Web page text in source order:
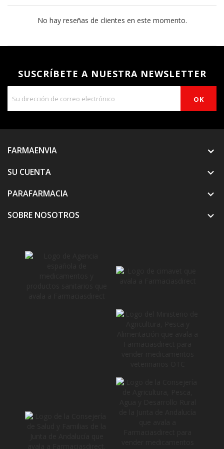
No hay reseñas de clientes en este momento.
SUSCRÍBETE A NUESTRA NEWSLETTER
FARMAENVIA
SU CUENTA

PARAFARMACIA 
SOBRE NOSOTROS 